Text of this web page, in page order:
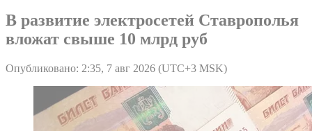
В развитие электросетей Ставрополья
вложат свыше 10 млрд руб
Опубликовано: 2:35, 7 авг 2026 (UTC+3 MSK)